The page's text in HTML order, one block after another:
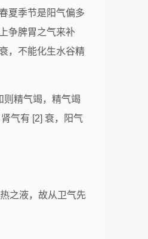
夏季节是阳气偏多
争脾胃之气来补
，不能化生水谷精
则精气竭，精气竭
气有 [2] 衰，阳气
之液，故从卫气先